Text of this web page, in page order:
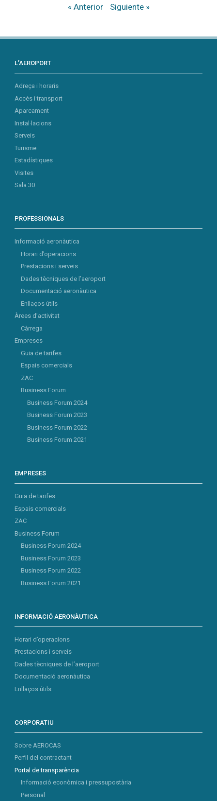
« Anterior Siguiente »
L’AEROPORT
Adreça i horaris
Accés i transport
Aparcament
Instal·lacions
Serveis
Turisme
Estadístiques
Visites
Sala 30
PROFESSIONALS
Informació aeronàutica
Horari d’operacions
Prestacions i serveis
Dades tècniques de l’aeroport
Documentació aeronàutica
Enllaços útils
Àrees d’activitat
Càrrega
Empreses
Guia de tarifes
Espais comercials
ZAC
Business Forum
Business Forum 2024
Business Forum 2023
Business Forum 2022
Business Forum 2021
EMPRESES
Guia de tarifes
Espais comercials
ZAC
Business Forum
Business Forum 2024
Business Forum 2023
Business Forum 2022
Business Forum 2021
INFORMACIÓ AERONÀUTICA
Horari d’operacions
Prestacions i serveis
Dades tècniques de l’aeroport
Documentació aeronàutica
Enllaços útils
CORPORATIU
Sobre AEROCAS
Perfil del contractant
Portal de transparència
Informació econòmica i pressupostària
Personal